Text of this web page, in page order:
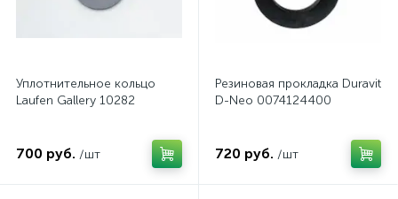
Уплотнительное кольцо
Laufen Gallery 10282
700 руб. /шт
Резиновая прокладка Duravit
D-Neo 0074124400
720 руб. /шт